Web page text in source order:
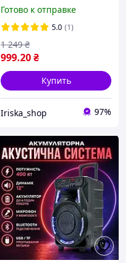
портативное
Музыкальная колонка для
детей
Готово к отправке
5.0 (1)
999.20₴
1 249 ₴
Купить
Iriska_shop 97%